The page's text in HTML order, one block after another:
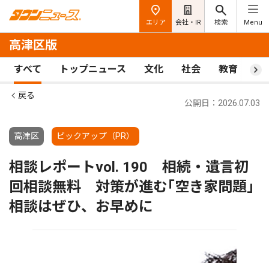
エリア 会社・IR 検索 Menu
高津区版
すべて トップニュース 文化 社会 教育 ス
戻る
高津区 ピックアップ（PR）
公開日：2026.07.03
相談レポートvol. 190 相続・遺言初
回相談無料 対策が進む｢空き家問題｣
相談はぜひ、お早めに